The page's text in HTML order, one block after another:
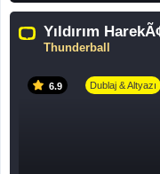
Yıldırım
Thunderball
6.9 Dublaj & Altyazı